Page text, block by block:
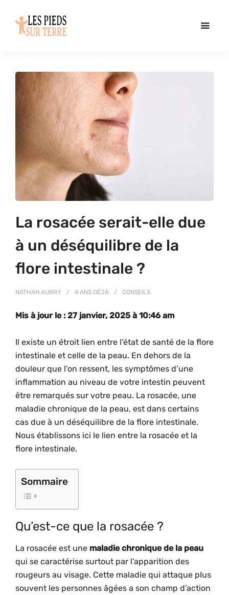
La rosacée serait-elle due
à un déséquilibre de la
flore intestinale ?
NATHAN AUBRY 4 ANS DÉJÀ CONSEILS
Mis à jour le : 27 janvier, 2025 à 10:46 am
Il existe un étroit lien entre l’état de santé de la flore
intestinale et celle de la peau. En dehors de la
douleur que l’on ressent, les symptômes d’une
inflammation au niveau de votre intestin peuvent
être remarqués sur votre peau. La rosacée, une
maladie chronique de la peau, est dans certains
cas due à un déséquilibre de la flore intestinale.
Nous établissons ici le lien entre la rosacée et la
flore intestinale.
Sommaire
Qu’est-ce que la rosacée ?
La rosacée est une maladie chronique de la peau
qui se caractérise surtout par l’apparition des
rougeurs au visage. Cette maladie qui attaque plus
souvent les personnes âgées a son champ d’action